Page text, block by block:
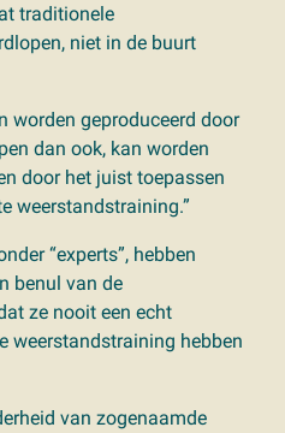
traditionele
niet in de buurt
worden geproduceerd door
dan ook, kan worden
door het juist toepassen
weerstandstraining.”
“experts”, hebben
benul van de
ze nooit een echt
weerstandstraining hebben
van zogenaamde